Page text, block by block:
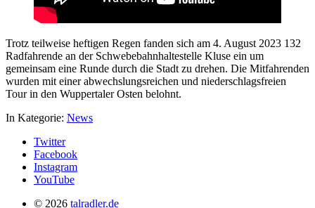
Trotz teilweise heftigen Regen fanden sich am 4. August 2023 132
Radfahrende an der Schwebebahnhaltestelle Kluse ein um
gemeinsam eine Runde durch die Stadt zu drehen. Die Mitfahrenden
wurden mit einer abwechslungsreichen und niederschlagsfreien
Tour in den Wuppertaler Osten belohnt.
In Kategorie: News
Twitter
Facebook
Instagram
YouTube
© 2026 talradler.de